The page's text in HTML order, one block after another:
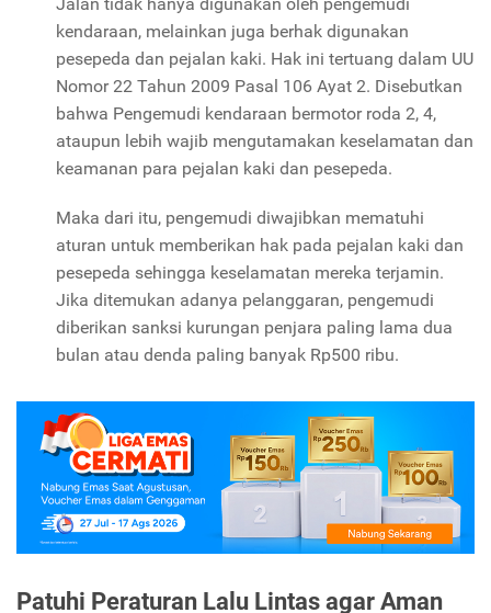
kendaraan, melainkan juga berhak digunakan
pesepeda dan pejalan kaki. Hak ini tertuang dalam UU
Nomor 22 Tahun 2009 Pasal 106 Ayat 2. Disebutkan
bahwa Pengemudi kendaraan bermotor roda 2, 4,
ataupun lebih wajib mengutamakan keselamatan dan
keamanan para pejalan kaki dan pesepeda.
Maka dari itu, pengemudi diwajibkan mematuhi
aturan untuk memberikan hak pada pejalan kaki dan
pesepeda sehingga keselamatan mereka terjamin.
Jika ditemukan adanya pelanggaran, pengemudi
diberikan sanksi kurungan penjara paling lama dua
bulan atau denda paling banyak Rp500 ribu.
Patuhi Peraturan Lalu Lintas agar Aman